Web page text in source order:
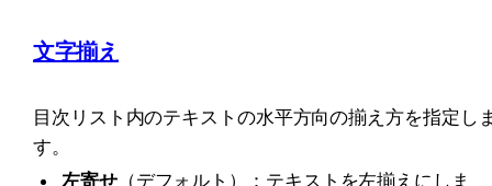
文字揃え
目次リスト内のテキストの水平方向の揃え方を指定し
す。
左寄せ（デフォルト）：テキストを左揃えにしま